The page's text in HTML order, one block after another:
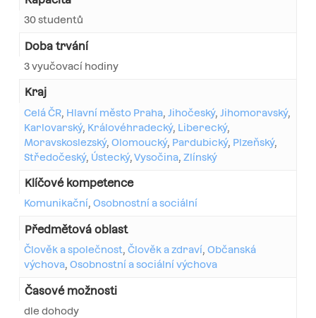
30 studentů
Doba trvání
3 vyučovací hodiny
Kraj
Celá ČR, Hlavní město Praha, Jihočeský, Jihomoravský,
Karlovarský, Královéhradecký, Liberecký,
Moravskoslezský, Olomoucký, Pardubický, Plzeňský,
Středočeský, Ústecký, Vysočina, Zlínský
Klíčové kompetence
Komunikační, Osobnostní a sociální
Předmětová oblast
Člověk a společnost, Člověk a zdraví, Občanská
výchova, Osobnostní a sociální výchova
Časové možnosti
dle dohody